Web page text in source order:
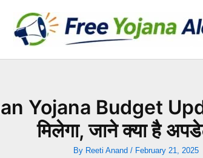
Yojana Budget
मिलेगा, जाने क्या है
By Reeti Anand / February 21, 2025